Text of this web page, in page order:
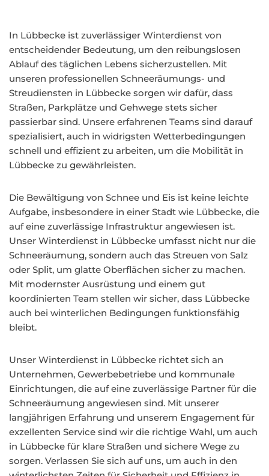
In Lübbecke ist zuverlässiger Winterdienst von
entscheidender Bedeutung, um den reibungslosen
Ablauf des täglichen Lebens sicherzustellen. Mit
unseren professionellen Schneeräumungs- und
Streudiensten in Lübbecke sorgen wir dafür, dass
Straßen, Parkplätze und Gehwege stets sicher
passierbar sind. Unsere erfahrenen Teams sind darauf
spezialisiert, auch in widrigsten Wetterbedingungen
schnell und effizient zu arbeiten, um die Mobilität in
Lübbecke zu gewährleisten.
Die Bewältigung von Schnee und Eis ist keine leichte
Aufgabe, insbesondere in einer Stadt wie Lübbecke, die
auf eine zuverlässige Infrastruktur angewiesen ist.
Unser Winterdienst in Lübbecke umfasst nicht nur die
Schneeräumung, sondern auch das Streuen von Salz
oder Split, um glatte Oberflächen sicher zu machen.
Mit modernster Ausrüstung und einem gut
koordinierten Team stellen wir sicher, dass Lübbecke
auch bei winterlichen Bedingungen funktionsfähig
bleibt.
Unser Winterdienst in Lübbecke richtet sich an
Unternehmen, Gewerbebetriebe und kommunale
Einrichtungen, die auf eine zuverlässige Partner für die
Schneeräumung angewiesen sind. Mit unserer
langjährigen Erfahrung und unserem Engagement für
exzellenten Service sind wir die richtige Wahl, um auch
in Lübbecke für klare Straßen und sichere Wege zu
sorgen. Verlassen Sie sich auf uns, um auch in den